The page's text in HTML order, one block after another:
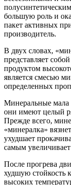
большую роль и
пакет активных
производитель.
В двух словах,
представляет
продуктом
является смесью
определенных
Минеральные мала
они имеют целый
Прежде всего,
«минералка»
ухудшает
самым
После прогрева
худшую стойкость
высоких